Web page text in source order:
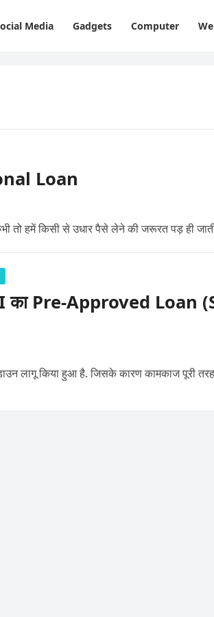
Media Gadgets Computer
Loan
हमें किसी से उधार पैसे लेने की जरूरत पड़ ही
का Pre-Approved Loan
लागू किया हुआ है. जिसके कारण कामकाज पूरी